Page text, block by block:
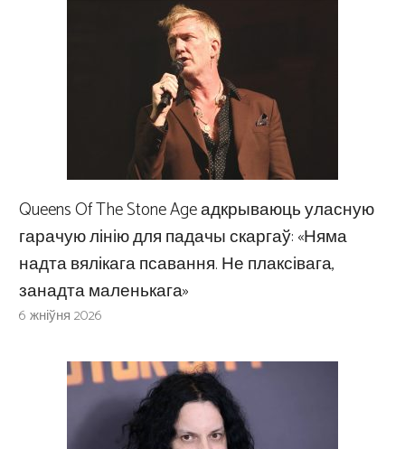
Queens Of The Stone Age адкрываюць уласную
гарачую лінію для падачы скаргаў: «Няма
надта вялікага псавання. Не плаксівага,
занадта маленькага»
6 жніўня 2026